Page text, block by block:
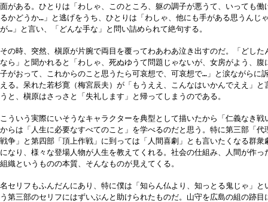
面がある。ひとりは「わしゃ、このところ、躯の調子が悪うて、いっても働
るかどうか…」と逃げをうち、ひとりは「わしゃ、他にも手がある思うんじゃ
が…」と言い、「どんな手な」と問い詰められて絶句する。
その時、突然、槇原が片腕で両目を覆ってわあわあ泣き出すのだ。「どした
なら」と聞かれると「わしゃ、死ぬゆうて問題じゃないが、女房がよう、腹
子がおって、これからのこと思うたら可哀想で、可哀想で…」と涙ながらに
える。呆れた若杉寛（梅宮辰夫）が「もうええ、こんなはいかんでええ」と
うと、槇原はさっさと「失礼します」と帰ってしまうのである。
こういう実際にいそうなキャラクターを典型として描いたから「仁義なき戦
からは「人生に必要なすべてのこと」を学べるのだと思う。特に第三部「代
戦争」と第四部「頂上作戦」に到っては「人間喜劇」とも言いたくなる群衆
になり、様々な登場人物が人生を教えてくれる。社会の仕組み、人間が作っ
組織というものの本質、そんなものが見えてくる。
名セリフもふんだんにあり、特に僕は「知らん仏より、知っとる鬼じゃ」と
う第三部のセリフにはずいぶんと助けられたものだ。山守を広島の組の跡目